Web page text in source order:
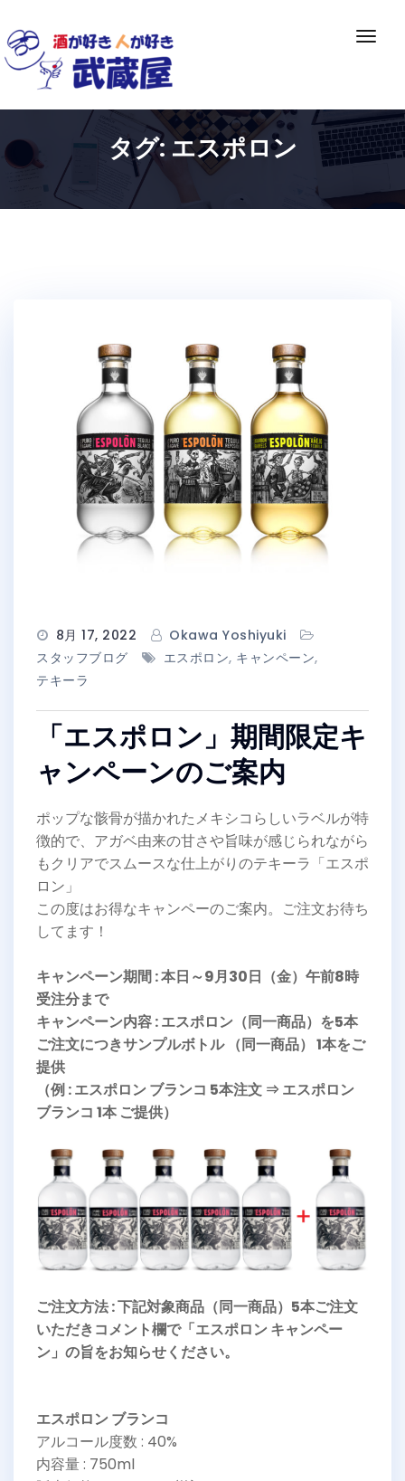
to
content
ナ
ー
シ
ョ
切
り
タグ: エスポロン
8月 17, 2022
Okawa Yoshiyuki
スタッフブログ
エスポロン, キャンペーン,
テキーラ
「エスポロン」期間限定キ
ャンペーンのご案内
ポップな骸骨が描かれたメキシコらしいラベルが特
徴的で、アガベ由来の甘さや旨味が感じられながら
もクリアでスムースな仕上がりのテキーラ「エスポ
ロン」
この度はお得なキャンペーのご案内。ご注文お待ち
してます！
キャンペーン期間 : 本日～9月30日（金）午前8時
受注分まで
キャンペーン内容 : エスポロン（同一商品）を5本
ご注文につきサンプルボトル （同一商品） 1本をご
提供
（例 : エスポロン ブランコ 5本注文 ⇒ エスポロン
ブランコ 1本 ご提供）
ご注文方法 : 下記対象商品 （同一商品） 5本ご注文
いただきコメント欄で「エスポロン キャンペー
ン」の旨をお知らせください。
エスポロン ブランコ
アルコール度数 : 40%
内容量 : 750ml